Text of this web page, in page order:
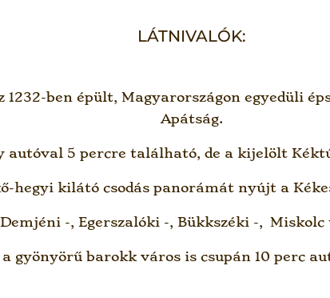
LÁTNIVALÓK:
ben épült, Magyarországon egyedüli
Apátság.
autóval 5 percre található, de a kijelölt
hegyi kilátó csodás panorámát nyújt a
-, Egerszalóki -, Bükkszéki -,
a gyönyörű barokk város is csupán 10 perc